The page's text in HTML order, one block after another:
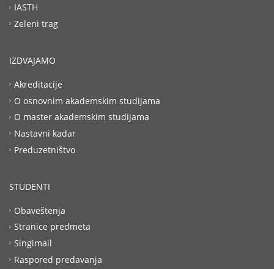
IASTH
Zeleni trag
IZDVAJAMO
Akreditacije
O osnovnim akademskim studijama
O master akademskim studijama
Nastavni kadar
Preduzetništvo
STUDENTI
Obaveštenja
Stranice predmeta
Singimail
Raspored predavanja